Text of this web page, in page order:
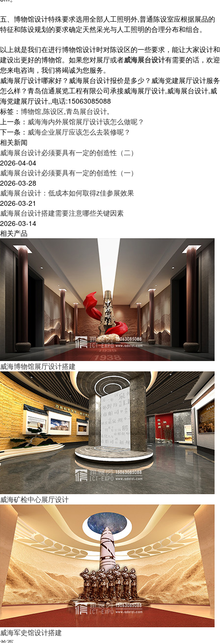
五、博物馆设计特殊要求选用全部人工照明外,普通陈设室应根据展品的
特征和陈设规划的要求确定天然采光与人工照明的合理分布和组合。
以上就是我们在进行博物馆设计时对陈设区的一些要求，能让大家设计和
建设出更好的博物馆。如果您对展厅或者威海展台设计有需要的话，欢迎
您来电咨询，我们将竭诚为您服务。
威海展厅设计哪家好？威海展台设计报价是多少？威海党建展厅设计服务
怎么样？青岛信通展览工程有限公司承接威海展厅设计,威海展台设计,威
海党建展厅设计,,电话:15063085088
标签： 博物馆,陈设区,青岛展台设计,
上一条： 威海海内外展馆展厅设计该怎么做呢？
下一条： 威海企业展厅应该怎么去装修呢？
相关新闻
威海展台设计必须要具有一定的创造性（二）
2026-04-04
威海展台设计必须要具有一定的创造性（一）
2026-03-28
威海展台设计：低成本如何取得z佳参展效果
2026-03-21
威海展台设计搭建需要注意哪些关键因素
2026-03-14
相关产品
威海博物馆展厅设计搭建
威海矿检中心展厅设计
威海军史馆设计搭建